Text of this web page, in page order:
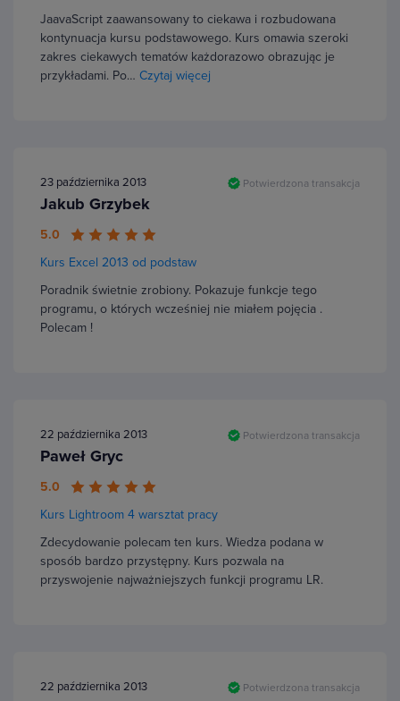
JaavaScript zaawansowany to ciekawa i rozbudowana
kontynuacja kursu podstawowego. Kurs omawia szeroki
zakres ciekawych tematów każdorazowo obrazując je
przykładami. Po… Czytaj więcej
23 października 2013 Potwierdzona transakcja
Jakub Grzybek
5.0
Kurs Excel 2013 od podstaw
Poradnik świetnie zrobiony. Pokazuje funkcje tego
programu, o których wcześniej nie miałem pojęcia .
Polecam !
22 października 2013 Potwierdzona transakcja
Paweł Gryc
5.0
Kurs Lightroom 4 warsztat pracy
Zdecydowanie polecam ten kurs. Wiedza podana w
sposób bardzo przystępny. Kurs pozwala na
przyswojenie najważniejszych funkcji programu LR.
22 października 2013 Potwierdzona transakcja